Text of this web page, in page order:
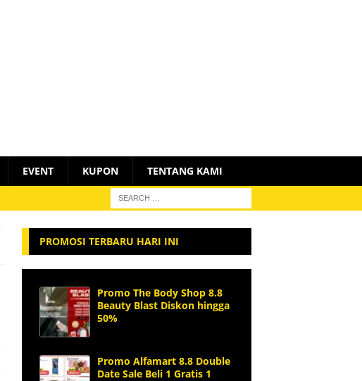
EVENT KUPON TENTANG KAMI
PROMOSI TERBARU HARI INI
Promo The Body Shop 8.8
Beauty Blast Diskon hingga
50%
Promo Alfamart 8.8 Double
Date Sale Beli 1 Gratis 1